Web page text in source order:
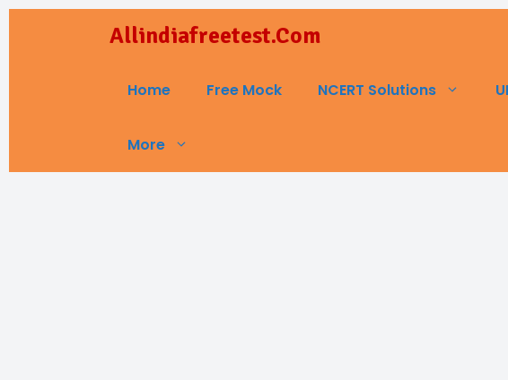
Allindiafreetest.Com
Home Free Mock NCERT Solutions
More